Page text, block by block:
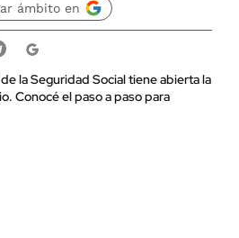
ámbito en
la Seguridad Social tiene abierta la
Conocé el paso a paso para